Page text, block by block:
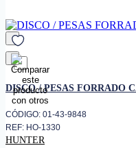
• Ideal para
estándar de gimnasio
• Resistente a impactos y
desgaste
• Diseño robusto para uso
intensivo en gimnasio
favorito
DISCO / PESAS FORRADO
CÓDIGO: 01-43-9848
REF: HO-1330
HUNTER